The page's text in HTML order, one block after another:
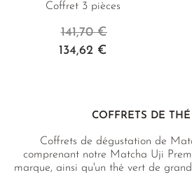
Coffret 3 pièces
134,62 €
141,70 €
COFFRETS DE THÉ
Coffrets de dégustation de
comprenant notre Matcha Uji
marque, ainsi qu'un thé vert de